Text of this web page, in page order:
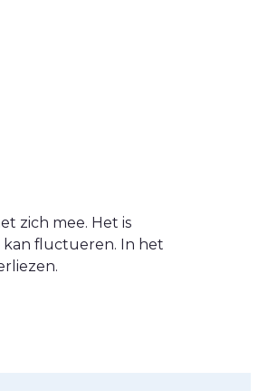
zich mee. Het is
kan fluctueren. In het